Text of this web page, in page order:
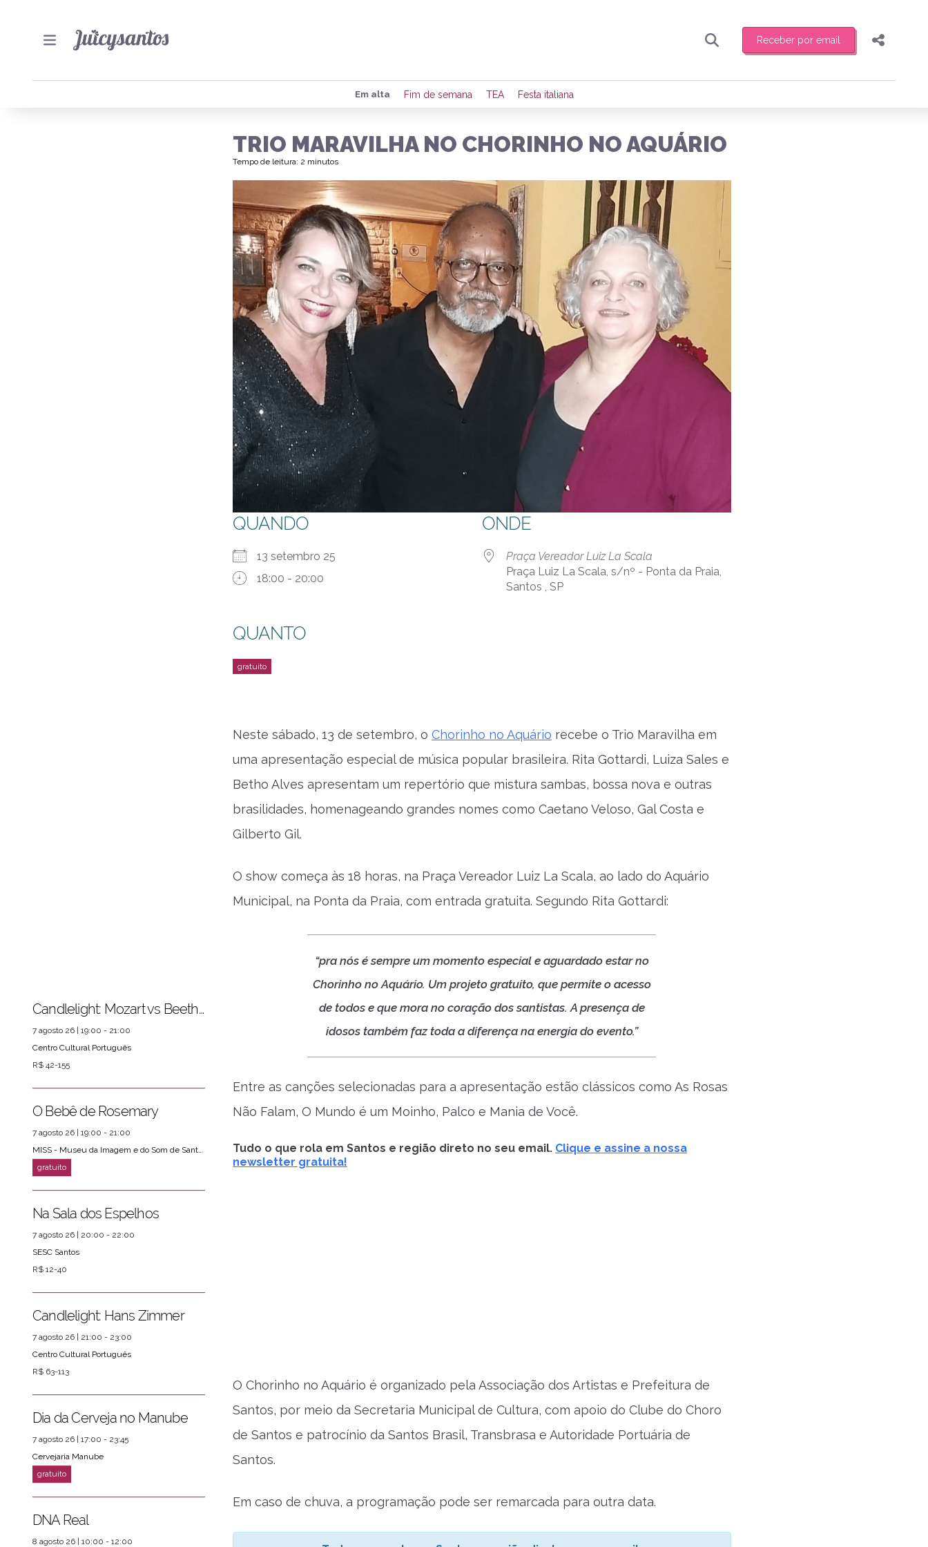
Receber por email
Preencha seus dados para receber toda sexta-feira de manhã o resumo
de eventos e notícias da região.
Quero receber novidades
Compartilhar
Em alta Fim de semana TEA Festa italiana
TRIO MARAVILHA NO CHORINHO NO AQUÁRIO
Tempo de leitura: 2 minutos
QUANDO
13 setembro 25
18:00 - 20:00
ONDE
Praça Vereador Luiz La Scala
Praça Luiz La Scala, s/nº - Ponta da Praia,
Santos , SP
QUANTO
Neste sábado, 13 de setembro, o Chorinho no Aquário recebe o Trio Maravilha em
uma apresentação especial de música popular brasileira. Rita Gottardi, Luiza Sales e
Betho Alves apresentam um repertório que mistura sambas, bossa nova e outras
brasilidades, homenageando grandes nomes como Caetano Veloso, Gal Costa e
Gilberto Gil.
O show começa às 18 horas, na Praça Vereador Luiz La Scala, ao lado do Aquário
Municipal, na Ponta da Praia, com entrada gratuita. Segundo Rita Gottardi:
“pra nós é sempre um momento especial e aguardado estar no
Chorinho no Aquário. Um projeto gratuito, que permite o acesso
de todos e que mora no coração dos santistas. A presença de
idosos também faz toda a diferença na energia do evento.”
Entre as canções selecionadas para a apresentação estão clássicos como As Rosas
Não Falam, O Mundo é um Moinho, Palco e Mania de Você.
Tudo o que rola em Santos e região direto no seu email. Clique e assine a nossa
newsletter gratuita!
O Chorinho no Aquário é organizado pela Associação dos Artistas e Prefeitura de
Santos, por meio da Secretaria Municipal de Cultura, com apoio do Clube do Choro
de Santos e patrocínio da Santos Brasil, Transbrasa e Autoridade Portuária de
Santos.
Em caso de chuva, a programação pode ser remarcada para outra data.
PRÓXIMOS EVENTOS
Candlelight: Mozart vs Beethoven
7 agosto 26 | 19:00 - 21:00
Centro Cultural Português
R$ 42-155
O Bebê de Rosemary
7 agosto 26 | 19:00 - 21:00
MISS - Museu da Imagem e do Som de Santos
Na Sala dos Espelhos
7 agosto 26 | 20:00 - 22:00
SESC Santos
R$ 12-40
Candlelight: Hans Zimmer
7 agosto 26 | 21:00 - 23:00
Centro Cultural Português
R$ 63-113
Dia da Cerveja no Manube
7 agosto 26 | 17:00 - 23:45
Cervejaria Manube
DNA Real
8 agosto 26 | 10:00 - 12:00